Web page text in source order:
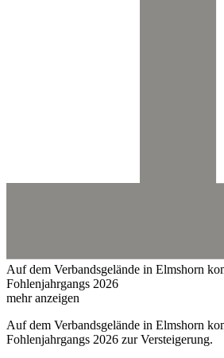
Auf dem Verbandsgelände in Elmshorn
Fohlenjahrgangs 2026
mehr anzeigen
Auf dem Verbandsgelände in Elmshorn
Fohlenjahrgangs 2026 zur Versteigerung.